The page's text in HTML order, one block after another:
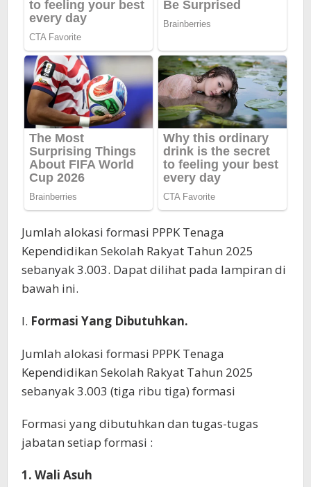
Jumlah alokasi formasi PPPK Tenaga
Kependidikan Sekolah Rakyat Tahun 2025
sebanyak 3.003. Dapat dilihat pada lampiran di
bawah ini.
I. Formasi Yang Dibutuhkan.
Jumlah alokasi formasi PPPK Tenaga
Kependidikan Sekolah Rakyat Tahun 2025
sebanyak 3.003 (tiga ribu tiga) formasi
Formasi yang dibutuhkan dan tugas-tugas
jabatan setiap formasi :
1. Wali Asuh